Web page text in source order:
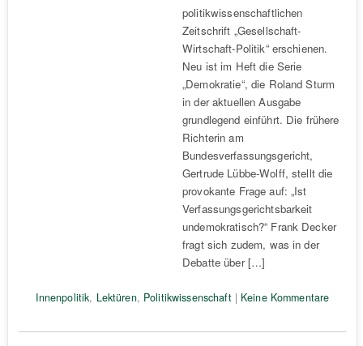
politikwissenschaftlichen
Zeitschrift „Gesellschaft-
Wirtschaft-Politik“ erschienen.
Neu ist im Heft die Serie
„Demokratie“, die Roland Sturm
in der aktuellen Ausgabe
grundlegend einführt. Die frühere
Richterin am
Bundesverfassungsgericht,
Gertrude Lübbe-Wolff, stellt die
provokante Frage auf: „Ist
Verfassungsgerichtsbarkeit
undemokratisch?“ Frank Decker
fragt sich zudem, was in der
Debatte über […]
Innenpolitik, Lektüren, Politikwissenschaft| Keine Kommentare